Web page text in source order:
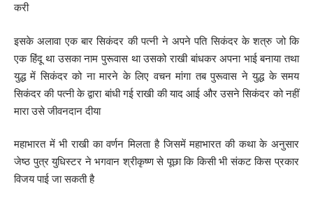
करी
इसके अलावा एक बार सिकंदर की पत्नी ने अपने पति सिकंदर के शत्रु जो कि
एक हिंदू था उसका नाम पुरूवास था उसको राखी बांधकर अपना भाई बनाया तथा
युद्ध में सिकंदर को ना मारने के लिए वचन मांगा तब पुरूवास ने युद्ध के समय
सिकंदर की पत्नी के द्वारा बांधी गई राखी की याद आई और उसने सिकंदर को नहीं
मारा उसे जीवनदान दीया
महाभारत में भी राखी का वर्णन मिलता है जिसमें महाभारत की कथा के अनुसार
जेष्ठ पुत्र युधिस्टर ने भगवान श्रीकृष्ण से पूछा कि किसी भी संकट किस प्रकार
विजय पाई जा सकती है